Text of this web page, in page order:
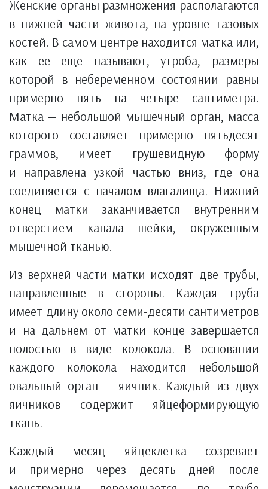
Женские органы размножения располагаются
в нижней части живота, на уровне тазовых
костей. В самом центре находится матка или,
как ее еще называют, утроба, размеры
которой в небеременном состоянии равны
примерно пять на четыре сантиметра.
Матка — небольшой мышечный орган, масса
которого составляет примерно пятьдесят
граммов, имеет грушевидную форму
и направлена узкой частью вниз, где она
соединяется с началом влагалища. Нижний
конец матки заканчивается внутренним
отверстием канала шейки, окруженным
мышечной тканью.
Из верхней части матки исходят две трубы,
направленные в стороны. Каждая труба
имеет длину около семи-десяти сантиметров
и на дальнем от матки конце завершается
полостью в виде колокола. В основании
каждого колокола находится небольшой
овальный орган — яичник. Каждый из двух
яичников содержит яйцеформирующую
ткань.
Каждый месяц яйцеклетка созревает
и примерно через десять дней после